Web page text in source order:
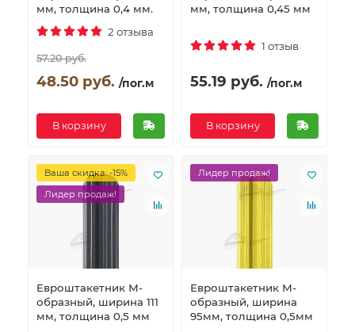
мм, толщина 0,4 мм.
2 отзыва
57.20 руб.
48.50 руб. /пог.м
В корзину
мм, толщина 0,45 мм
1 отзыв
55.19 руб. /пог.м
В корзину
Ваша скидка: -15%
Лидер продаж!
Евроштакетник М-
образный, ширина 111
мм, толщина 0,5 мм
Лидер продаж!
Евроштакетник М-
образный, ширина
95мм, толщина 0,5мм